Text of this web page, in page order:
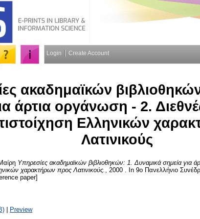
Login Create Account
ακαδημαϊκών
άρτια οργάνωση - 2.
Ελληνικών
Λατινικούς
Υπηρεσίες ακαδημαϊκών βιβλιοθηκών: 1. Δυναμικά σημεία για
χαρακτήρων προς Λατινικούς.
, 2000 . In 9ο Πανελλήνιο
paper]
| Preview